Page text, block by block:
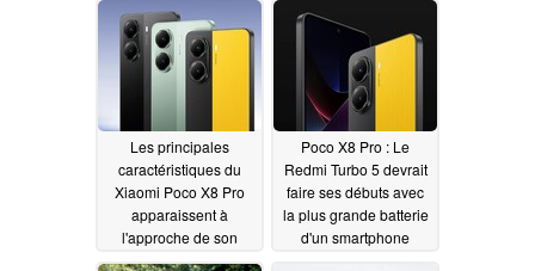
Les principales
caractéristiques du
Xiaomi Poco X8 Pro
apparaissent à
l'approche de son
lancement12/12/2025
Poco X8 Pro : Le
Redmi Turbo 5 devrait
faire ses débuts avec
la plus grande batterie
d'un smartphone